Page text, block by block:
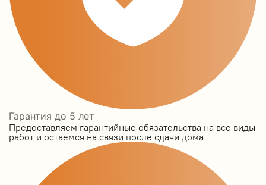
Гарантия до 5 лет
Предоставляем гарантийные обязательства на все виды
работ и остаёмся на связи после сдачи дома